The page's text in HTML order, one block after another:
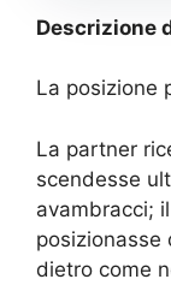
Descrizione
La posizione
La partner
scendesse
avambracci;
posizionasse
dietro come